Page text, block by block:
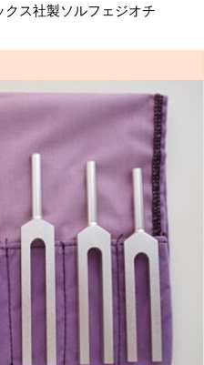
ス社製ソルフェジオチ